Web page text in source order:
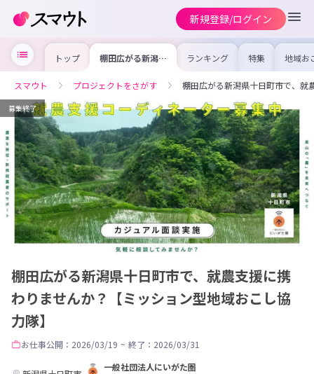
新規登録/ログイン
トップ 棚田広がる新潟県
十日町市で、就農
んか？【ミッショ
ン型地域おこし協
ランキング 特集 地域お
の求
を集め
事内容
を比較
けよう
スマウト プロジェクトをさがす 棚田広がる新潟県十日町市で、就
募集終了
棚田広がる新潟県十日町市で、就農支援に携
わりませんか？【ミッション型地域おこし協
力隊】
お仕事公開：2026/03/19 ~ 終了：2026/03/31
一般社団法人にいがた圏